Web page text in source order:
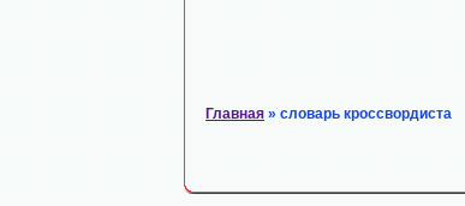
Главная » словарь кроссвордиста